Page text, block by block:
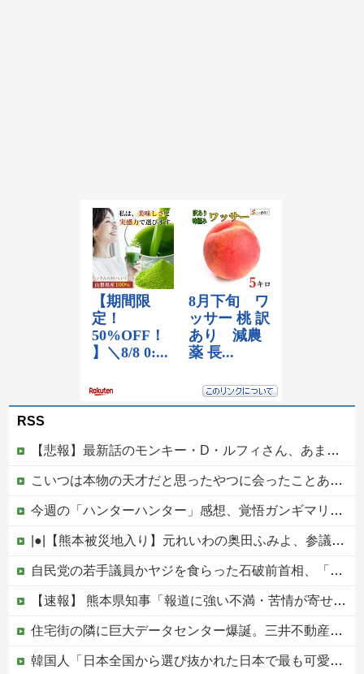
RSS
【悲報】最新話のモンキー・D・ルフィさん、あまりにも情けなさ過ぎて炎上ｗｗｗ
こいつは本物の天才だと思ったやつに会ったことある？
今週の「ハンターハンター」感想、覚悟ガンギマリのベンジャミン王子、好感度がストップ高すぎる。もうこいつが王でいいだろｗｗ【417話】
|●|【熊本被災地入り】元れいわの奥田ふみよ、参議院防災服でお食事楽しむ写真投稿「同席者は笑顔にサムズアップ」
自民党の若手議員かヤジを食らった石破前首相、「本当に見識のある人に当選期数の若い人がやじるなんて」と不満たらたらな様子を見せて……他
【速報】 熊本県知事「報道に強い不満・苦情が寄せられている」→TBSの報道特集がまさにそれな件
住宅街の隣に巨大データセンター爆誕。三井不動産「排熱？低周波音？データはまだ出せません」住民ブチギレ
韓国人「日本全国から選び抜かれた日本で最も可愛い高校1年生がこの方です‥」→「これが日本のレベル‥」